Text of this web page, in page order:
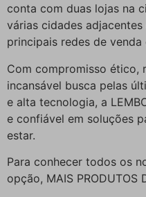
conta com duas lojas na
várias cidades
principais redes de venda
Com compromisso ético,
incansável busca pelas
e alta tecnologia, a
e confiável em soluções
estar.
Para conhecer todos os
opção, MAIS PRODUTOS